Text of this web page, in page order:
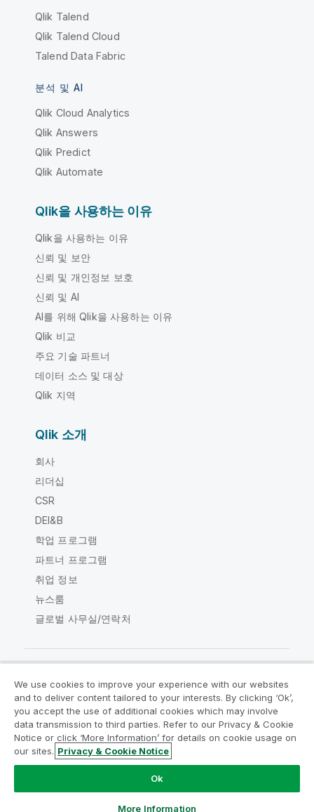
Qlik Talend
Qlik Talend Cloud
Talend Data Fabric
분석 및 AI
Qlik Cloud Analytics
Qlik Answers
Qlik Predict
Qlik Automate
Qlik을 사용하는 이유
Qlik을 사용하는 이유
신뢰 및 보안
신뢰 및 개인정보 보호
신뢰 및 AI
AI를 위해 Qlik을 사용하는 이유
Qlik 비교
주요 기술 파트너
데이터 소스 및 대상
Qlik 지역
Qlik 소개
회사
리더십
CSR
DEI&B
학업 프로그램
파트너 프로그램
취업 정보
뉴스룸
글로벌 사무실/연락처
Qlik Community
법적 계약 제품 약관
Legal Policies
Legal Policies
사용 약관
Do Not Share My Info
Copyright © 1993-2026 QlikTech International AB. 무단 전재
We use cookies to improve your experience with our websites
and to deliver content tailored to your interests. By clicking ‘Ok’,
you accept the use of additional cookies which may involve
data transmission to third parties. Refer to our Privacy & Cookie
Notice or click ‘More Information’ for details on cookie usage on
our sites. Privacy & Cookie Notice
Ok
More Information